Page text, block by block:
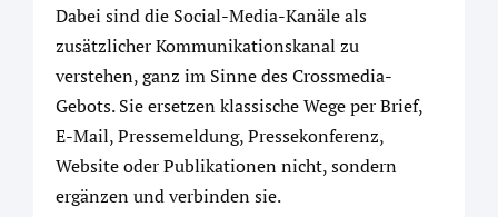
Dabei sind die Social-Media-Kanäle als
zusätzlicher Kommunikationskanal zu
verstehen, ganz im Sinne des Crossmedia-
Gebots. Sie ersetzen klassische Wege per Brief,
E-Mail, Pressemeldung, Pressekonferenz,
Website oder Publikationen nicht, sondern
ergänzen und verbinden sie.